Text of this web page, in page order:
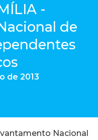
-
de
de 2013
Nacional